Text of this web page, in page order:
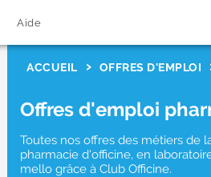
Aide
ACCUEIL OFFRES D'EMPLOI
Offres d'emploi
Toutes nos offres des métiers de
pharmacie d'officine, en
mello grâce à Club Officine.